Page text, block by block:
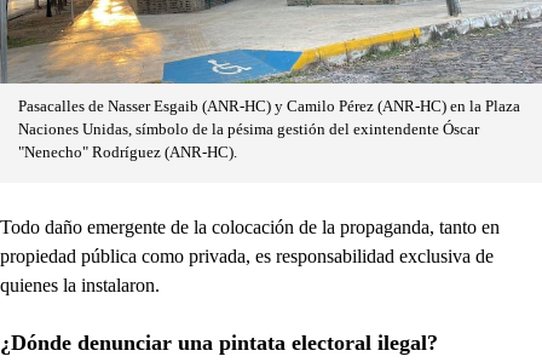
Pasacalles de Nasser Esgaib (ANR-HC) y Camilo Pérez (ANR-HC) en la Plaza
Naciones Unidas, símbolo de la pésima gestión del exintendente Óscar
"Nenecho" Rodríguez (ANR-HC).
Todo daño emergente de la colocación de la propaganda, tanto en
propiedad pública como privada, es responsabilidad exclusiva de
quienes la instalaron.
¿Dónde denunciar una pintata electoral ilegal?